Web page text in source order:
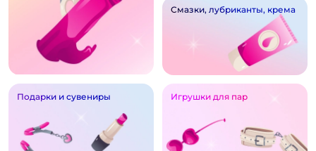
Смазки, лубриканты, крема
Подарки и сувениры Игрушки для пар